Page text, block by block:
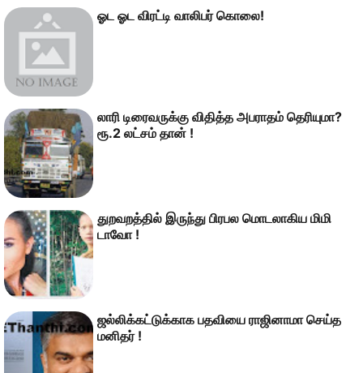
ஓட ஓட விரட்டி வாலிபர் கொலை!
லாரி டிரைவருக்கு விதித்த அபராதம் தெரியுமா?
ரூ.2 லட்சம் தான் !
துறவறத்தில் இருந்து பிரபல மொடலாகிய மிமி
டாவோ !
ஜல்லிக்கட்டுக்காக பதவியை ராஜினாமா செய்த
மனிதர் !